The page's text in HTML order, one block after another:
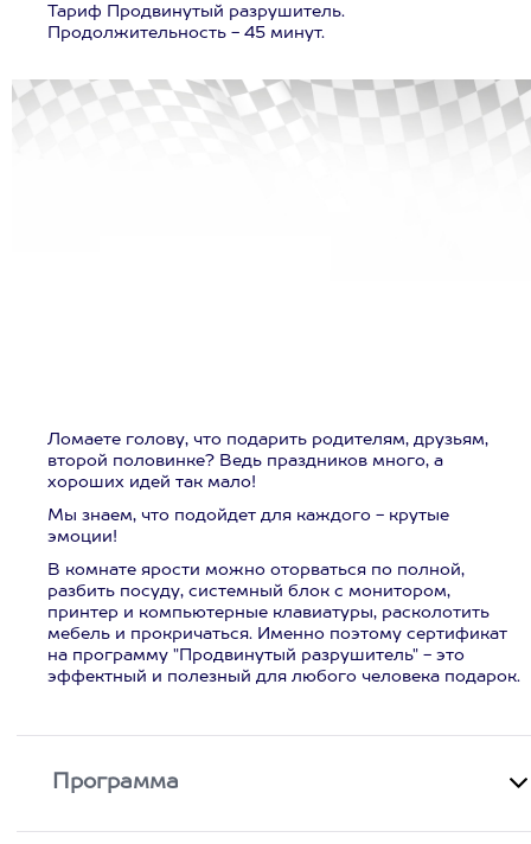
Тариф Продвинутый разрушитель.
Продолжительность - 45 минут.
Ломаете голову, что подарить родителям, друзьям,
второй половинке? Ведь праздников много, а
хороших идей так мало!
Мы знаем, что подойдет для каждого - крутые
эмоции!
В комнате ярости можно оторваться по полной,
разбить посуду, системный блок с монитором,
принтер и компьютерные клавиатуры, расколотить
мебель и прокричаться. Именно поэтому сертификат
на программу "Продвинутый разрушитель" - это
эффектный и полезный для любого человека подарок.
Программа